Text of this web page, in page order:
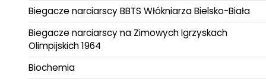
Biegacze narciarscy BBTS Włókniarza Bielsko-Biała
Biegacze narciarscy na Zimowych Igrzyskach
Olimpijskich 1964
Biochemia